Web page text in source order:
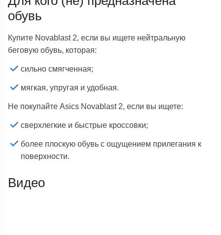
обувь
Купите Novablast 2, если вы ищете нейтральную
беговую обувь, которая:
сильно смягченная;
мягкая, упругая и удобная.
Не покупайте Asics Novablast 2, если вы ищете:
сверхлегкие и быстрые кроссовки;
более плоскую обувь с ощущением прилегания к
поверхности.
Видео